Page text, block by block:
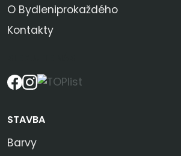
O Bydleniprokaždého
Kontakty
STAVBA
Barvy